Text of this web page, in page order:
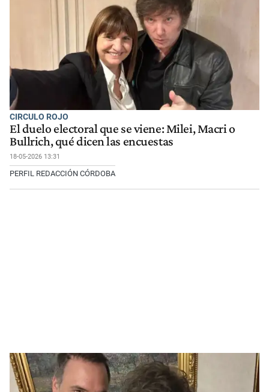
CIRCULO ROJO
El duelo electoral que se viene: Milei, Macri o
Bullrich, qué dicen las encuestas
18-05-2026 13:31
PERFIL REDACCIÓN CÓRDOBA